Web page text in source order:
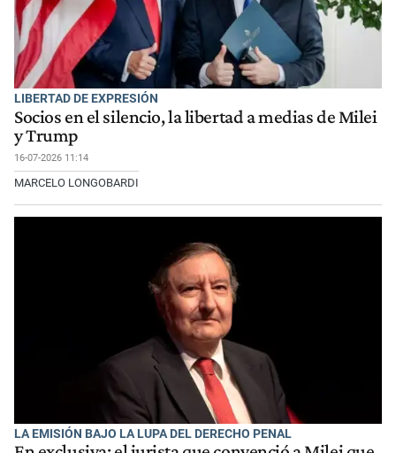
LIBERTAD DE EXPRESIÓN
Socios en el silencio, la libertad a medias de Milei
y Trump
16-07-2026 11:14
MARCELO LONGOBARDI
LA EMISIÓN BAJO LA LUPA DEL DERECHO PENAL